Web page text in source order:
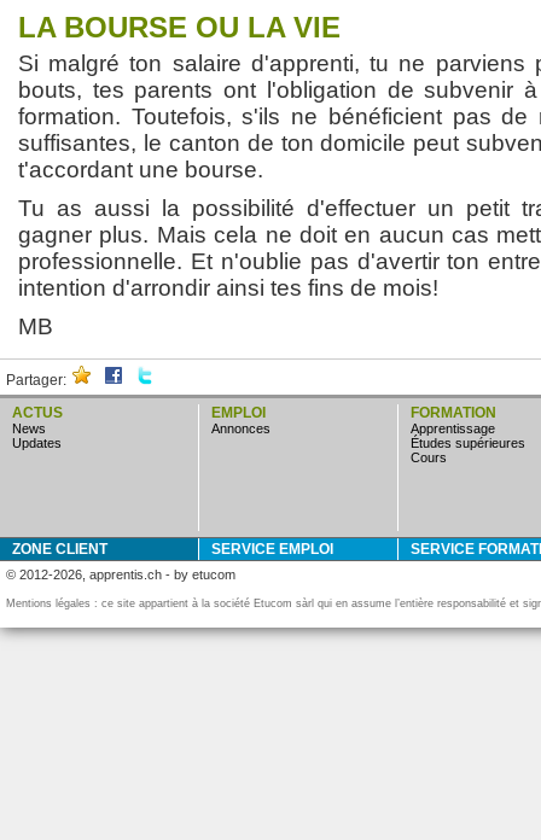
LA BOURSE OU LA VIE
Si malgré ton salaire d'apprenti, tu ne parviens
bouts, tes parents ont l'obligation de subvenir
formation. Toutefois, s'ils ne bénéficient pas de
suffisantes, le canton de ton domicile peut
t'accordant une bourse.
Tu as aussi la possibilité d'effectuer un petit
gagner plus. Mais cela ne doit en aucun cas
professionnelle. Et n'oublie pas d'avertir ton
intention d'arrondir ainsi tes fins de mois!
MB
Partager:
ACTUS
news
updates
EMPLOI
annonces
FORMATION
apprentissage
études supérieures
cours
ZONE CLIENT SERVICE EMPLOI SERVICE
© 2012-2026, apprentis.ch - by etucom
Mentions légales : ce site appartient à la société Etucom sàrl qui en assume l’entière responsabilité et